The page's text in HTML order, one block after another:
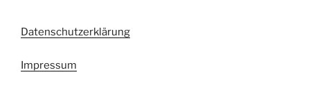
Datenschutzerklärung
Impressum